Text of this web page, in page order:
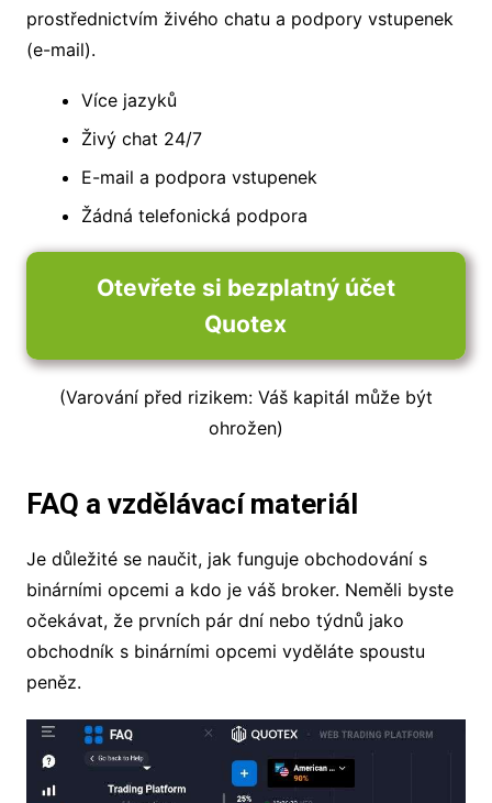
prostřednictvím živého chatu a podpory vstupenek
(e-mail).
Více jazyků
Živý chat 24/7
E-mail a podpora vstupenek
Žádná telefonická podpora
Otevřete si bezplatný účet
Quotex
(Varování před rizikem: Váš kapitál může být
ohrožen)
FAQ a vzdělávací materiál
Je důležité se naučit, jak funguje obchodování s
binárními opcemi a kdo je váš broker. Neměli byste
očekávat, že prvních pár dní nebo týdnů jako
obchodník s binárními opcemi vyděláte spoustu
peněz.